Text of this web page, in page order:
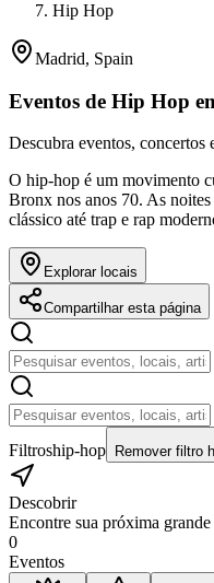
Hip Hop
Madrid, Spain
Eventos de Hip Hop
Descubra eventos,
O hip-hop é um movimento
Bronx nos anos 70. As
clássico até trap e rap
Explorar locais
Compartilhar esta página
Filtroship-hop Remover filtro
Descobrir
Encontre sua próxima
0
Eventos